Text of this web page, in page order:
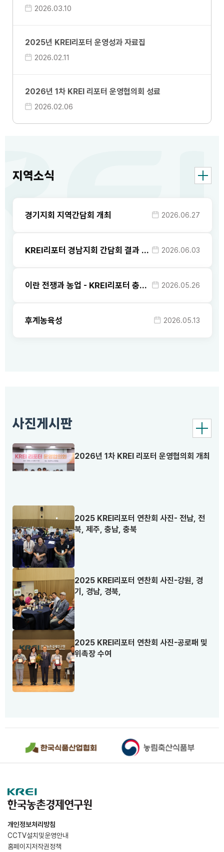
2026.03.10
2025년 KREI리포터 운영성과 자료집
2026.02.11
2026년 1차 KREI 리포터 운영협의회 성료
2026.02.06
게
판
지역소식
더
보
경기지회 지역간담회 개최 2026.06.27
KREI리포터 경남지회 간담회 결과 보고서 2026.06.03
이란 전쟁과 농업 - KREI리포터 충북지회 간담회(2026.05.22.) 2026.05.26
후계농육성 2026.05.13
사진게시판
더
보
2026년 1차 KREI 리포터 운영협의회 개최
2025 KREI리포터 연찬회 사진- 전남, 전
북, 제주, 충남, 충북
2025 KREI리포터 연찬회 사진-강원, 경
기, 경남, 경북,
2025 KREI리포터 연찬회 사진-공로패 및
위촉장 수여
개인정보처리방침
CCTV설치및운영안내
홈페이지저작권정책